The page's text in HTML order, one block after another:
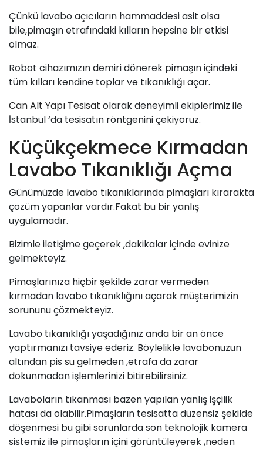
Çünkü lavabo açıcıların hammaddesi asit olsa
bile,pimaşın etrafındaki kılların hepsine bir etkisi
olmaz.
Robot cihazımızın demiri dönerek pimaşın içindeki
tüm kılları kendine toplar ve tıkanıklığı açar.
Can Alt Yapı Tesisat olarak deneyimli ekiplerimiz ile
İstanbul ‘da tesisatın röntgenini çekiyoruz.
Küçükçekmece Kırmadan
Lavabo Tıkanıklığı Açma
Günümüzde lavabo tıkanıklarında pimaşları kırarakta
çözüm yapanlar vardır.Fakat bu bir yanlış
uygulamadır.
Bizimle iletişime geçerek ,dakikalar içinde evinize
gelmekteyiz.
Pimaşlarınıza hiçbir şekilde zarar vermeden
kırmadan lavabo tıkanıklığını açarak müşterimizin
sorununu çözmekteyiz.
Lavabo tıkanıklığı yaşadığınız anda bir an önce
yaptırmanızı tavsiye ederiz. Böylelikle lavabonuzun
altından pis sugelmeden ,etrafa da zarar
dokunmadan işlemlerinizi bitirebilirsiniz.
Lavaboların tıkanması bazen yapılan yanlış işçilik
hatası da olabilir.Pimaşların tesisatta düzensiz şekilde
döşenmesi bu gibi sorunlarda son teknolojik kamera
sistemiz ile pimaşların içini görüntüleyerek ,neden